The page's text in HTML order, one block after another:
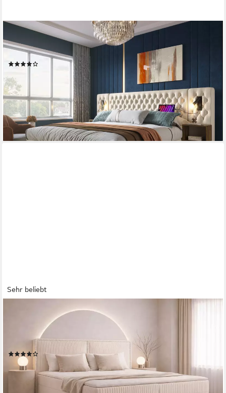
Polsterbett, Doppelbett 160×200cm mit 2 Nachttische 4
Schublade Leselicht USB-Laden
849,99 €
-41%
lieferbar - in 6-7 Werktagen bei dir
Sehr beliebt
Boxbett Bett 04 (Bonnell + Topper, Doppelbett gepolstertes
Kopfteil Bett mit Bettkasten, aus Cord, Polsterbett
Kontinentalbett), (BxHxT):143/163/183x113x214cm
(39)
ab 769,00 € 1.019,00 €
lieferbar - in 5-6 Werktagen bei dir